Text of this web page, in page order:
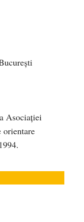
Asociaţiei
orientare